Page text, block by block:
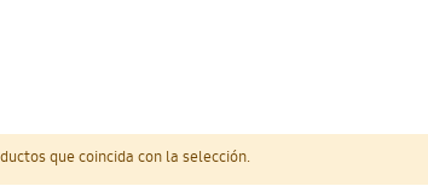
que coincida con la selección.